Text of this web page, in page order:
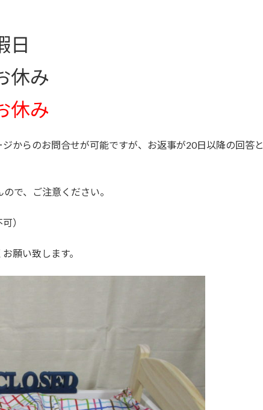
日
休み
休み
からのお問合せが可能ですが、お返事が20日以降の回答と
で、ご注意ください。
）
願い致します。